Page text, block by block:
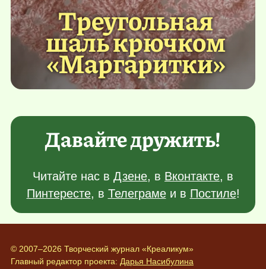
Треугольная
шаль крючком
«Маргаритки»
Давайте дружить!
Читайте нас в Дзене, в Вконтакте, в
Пинтересте, в Телеграмеи в Постиле!
© 2007–2026 Творческий журнал «Креаликум»
Главный редактор проекта: Дарья Насибулина